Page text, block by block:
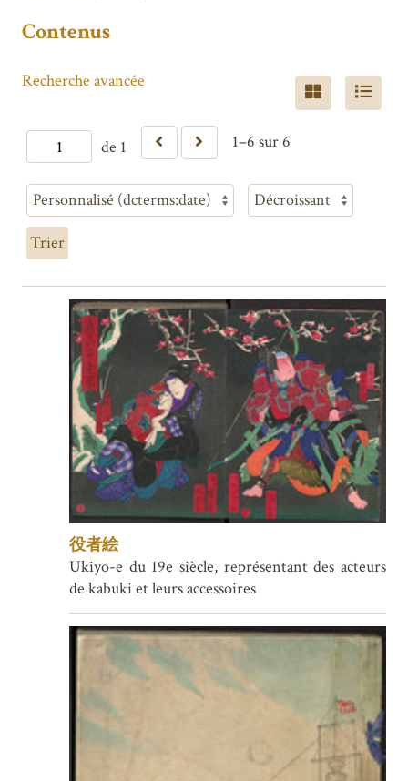
Contenus
de 1 1–6 sur 6
Recherche avancée
Trier
役者絵
Ukiyo-e du 19e siècle, représentant des acteurs
de kabuki et leurs accessoires